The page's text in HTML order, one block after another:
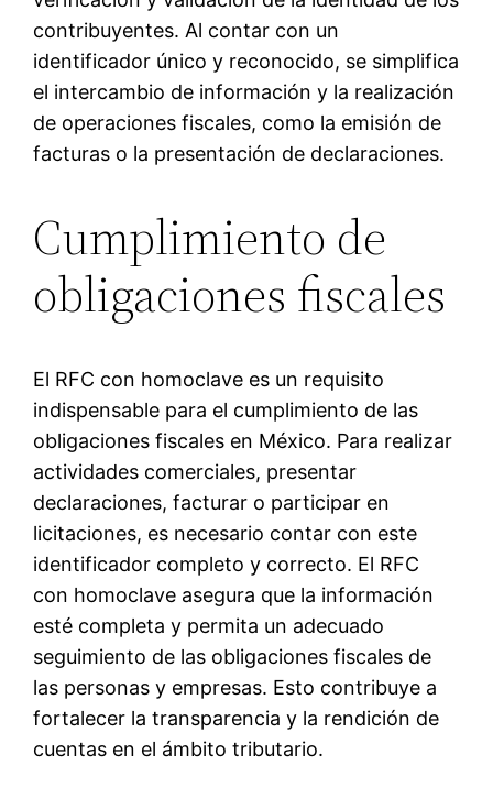
contribuyentes. Al contar con un
identificador único y reconocido, se simplifica
el intercambio de información y la realización
de operaciones fiscales, como la emisión de
facturas o la presentación de declaraciones.
Cumplimiento de
obligaciones fiscales
El RFC con homoclave es un requisito
indispensable para el cumplimiento de las
obligaciones fiscales en México. Para realizar
actividades comerciales, presentar
declaraciones, facturar o participar en
licitaciones, es necesario contar con este
identificador completo y correcto. El RFC
con homoclave asegura que la información
esté completa y permita un adecuado
seguimiento de las obligaciones fiscales de
las personas y empresas. Esto contribuye a
fortalecer la transparencia y la rendición de
cuentas en el ámbito tributario.